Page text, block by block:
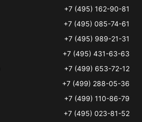
+7 (495) 162-90-81
+7 (495) 085-74-61
+7 (495) 989-21-31
+7 (495) 431-63-63
+7 (499) 653-72-12
+7 (499) 288-05-36
+7 (499) 110-86-79
+7 (495) 023-81-52